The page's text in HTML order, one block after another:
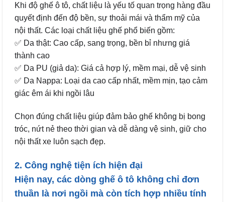
Khi độ ghế ô tô, chất liệu là yếu tố quan trọng hàng đầu
quyết định đến độ bền, sự thoải mái và thẩm mỹ của
nội thất. Các loại chất liệu ghế phổ biến gồm:
✅ Da thật: Cao cấp, sang trọng, bền bỉ nhưng giá
thành cao
✅ Da PU (giả da): Giá cả hợp lý, mềm mại, dễ vệ sinh
✅ Da Nappa: Loại da cao cấp nhất, mềm mịn, tạo cảm
giác êm ái khi ngồi lâu
Chọn đúng chất liệu giúp đảm bảo ghế không bị bong
tróc, nứt nẻ theo thời gian và dễ dàng vệ sinh, giữ cho
nội thất xe luôn sạch đẹp.
2. Công nghệ tiện ích hiện đại
Hiện nay, các dòng ghế ô tô không chỉ đơn
thuần là nơi ngồi mà còn tích hợp nhiều tính